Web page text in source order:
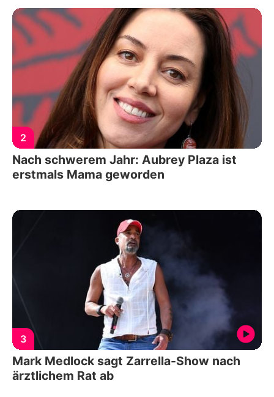
2
Nach schwerem Jahr: Aubrey Plaza ist
erstmals Mama geworden
3
Mark Medlock sagt Zarrella-Show nach
ärztlichem Rat ab